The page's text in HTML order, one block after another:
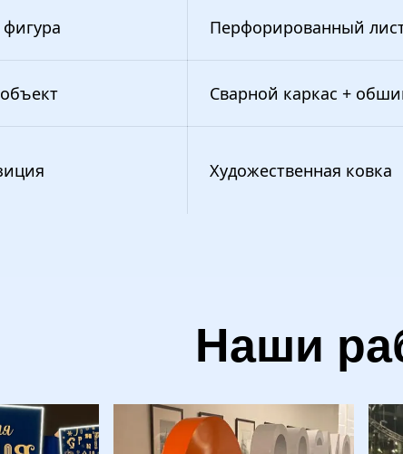
Перфорированный
Сварной каркас +
Художественная ковка
Наши